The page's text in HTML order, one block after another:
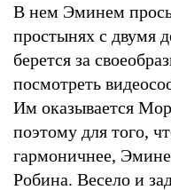
В нем Эминем
простынях с двумя
берется за
посмотреть
Им оказывается
поэтому для того,
гармоничнее,
Робина. Весело и